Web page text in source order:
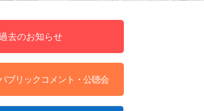
去のお知らせ
ブリックコメント・公聴会